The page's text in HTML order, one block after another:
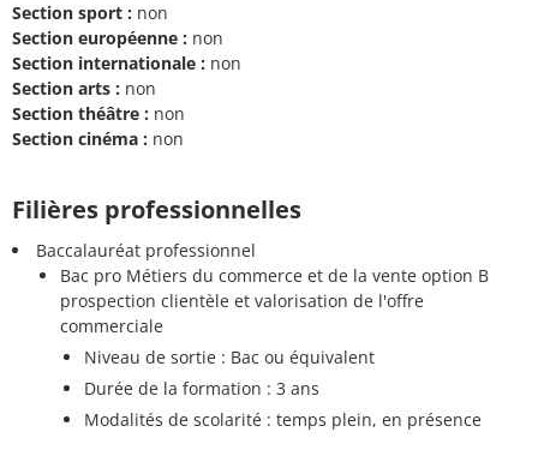
Section sport : non
Section européenne : non
Section internationale : non
Section arts : non
Section théâtre : non
Section cinéma : non
Filières professionnelles
Baccalauréat professionnel
Bac pro Métiers du commerce et de la vente option B
prospection clientèle et valorisation de l'offre
commerciale
Niveau de sortie : Bac ou équivalent
Durée de la formation : 3 ans
Modalités de scolarité : temps plein, en présence